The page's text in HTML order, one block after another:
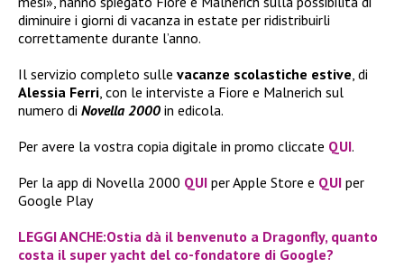
diminuire i giorni di vacanza in estate per ridistribuirli
correttamente durante l’anno.
Il servizio completo sulle vacanze scolastiche estive , di
Alessia Ferri , con le interviste a Fiore e Malnerich sul
numero di Novella 2000 in edicola.
Per avere la vostra copia digitale in promo cliccate QUI.
Per la app di Novella 2000 QUI per Apple Store e QUI per
Google Play
LEGGI ANCHE:Ostia dà il benvenuto a Dragonfly, quanto
costa il super yacht del co-fondatore di Google?